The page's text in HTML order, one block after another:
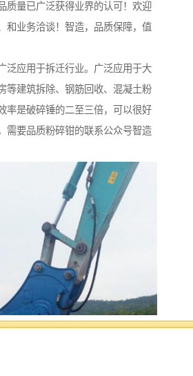
质量已广泛获得业界的认可！欢迎
和业务洽谈！智造，品质保障，值
泛应用于拆迁行业。广泛应用于大
等建筑拆除、钢筋回收、混凝土粉
率是破碎锤的二至三倍，可以很好
需要品质粉碎钳的联系公众号智造